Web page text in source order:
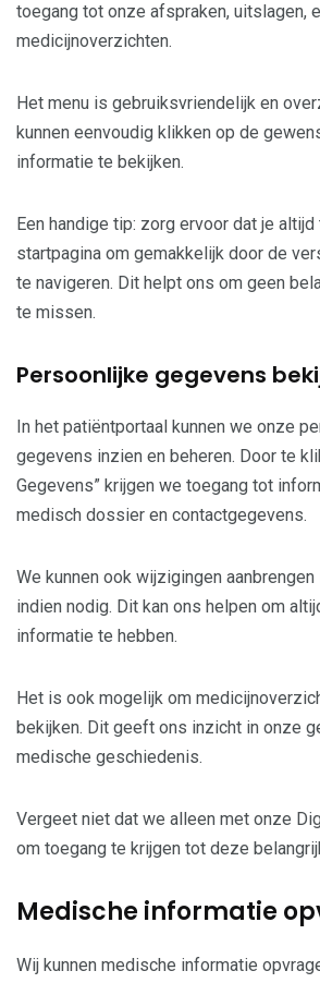
toegang tot onze afspraken, uitslagen,
medicijnoverzichten.
Het menu is gebruiksvriendelijk en
kunnen eenvoudig klikken op de
informatie te bekijken.
Een handige tip: zorg ervoor dat je
startpagina om gemakkelijk door de
te navigeren. Dit helpt ons om geen
te missen.
Persoonlijke gegevens
In het patiëntportaal kunnen we onze
gegevens inzien en beheren. Door te
Gegevens” krijgen we toegang tot
medisch dossier en contactgegevens.
We kunnen ook wijzigingen
indien nodig. Dit kan ons helpen om
informatie te hebben.
Het is ook mogelijk om
bekijken. Dit geeft ons inzicht in onze
medische geschiedenis.
Vergeet niet dat we alleen met onze
om toegang te krijgen tot deze
Medische informatie
Wij kunnen medische informatie